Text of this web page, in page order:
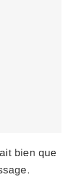
bien que